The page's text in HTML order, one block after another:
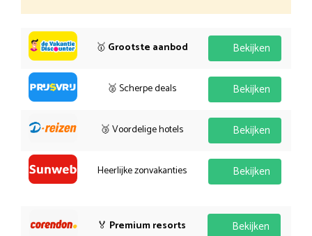
🥇 Grootste aanbod Bekijken
🥈 Scherpe deals Bekijken
🥉 Voordelige hotels Bekijken
Heerlijke zonvakanties Bekijken
🏅 Premium resorts Bekijken